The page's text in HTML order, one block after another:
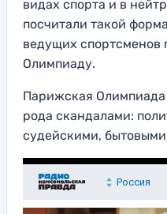
видах спорта и в
посчитали такой
ведущих спортсменов
Олимпиаду.
Парижская Олимпиада
рода скандалами:
судейскими,